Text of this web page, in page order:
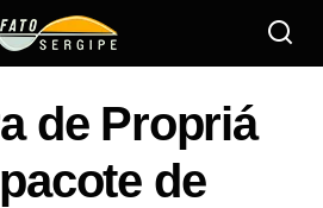
de Propriá
de